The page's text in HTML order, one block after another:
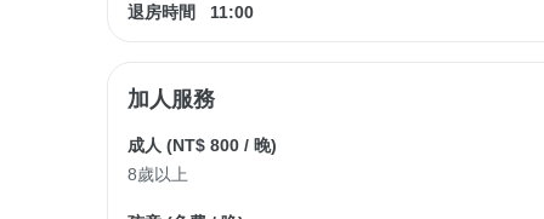
退房時間
11:00
加人服務
成人 (NT$ 800 / 晚)
8歲以上